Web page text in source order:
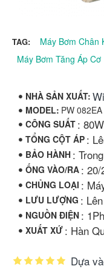
TAG:
Máy Bơm Chân
Máy Bơm Tăng Áp Cơ
NHÀ SẢN XUẤT:
MODEL: PW 082EA
CÔNG SUẤT : 80W
TỔNG CỘT ÁP :
BẢO HÀNH :
ỐNG VÀO/RA :
CHỦNG LOẠI :
LƯU LƯỢNG :
NGUỒN ĐIỆN :
XUẤT XỨ : Hàn
Dựa